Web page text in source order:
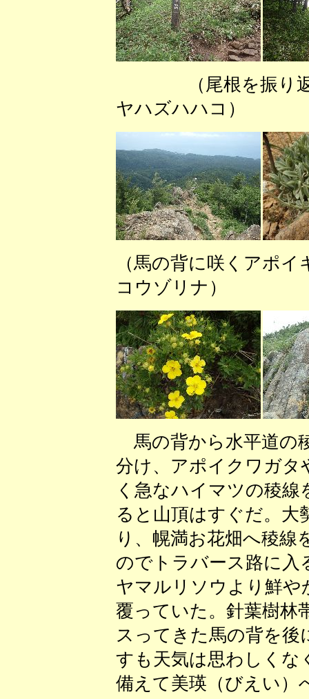
（尾根を振り
ヤハズハハコ）
（馬の背に咲くア
コウゾリナ） （
馬の背から水平道の
分け、アポイクワガ
く急なハイマツの稜
ると山頂はすぐだ。大
り、幌満お花畑へ稜線
のでトラバース路に入
ヤマルリソウより鮮
覆っていた。針葉樹林
スってきた馬の背を後
すも天気は思わしくな
備えて美瑛（びえい）